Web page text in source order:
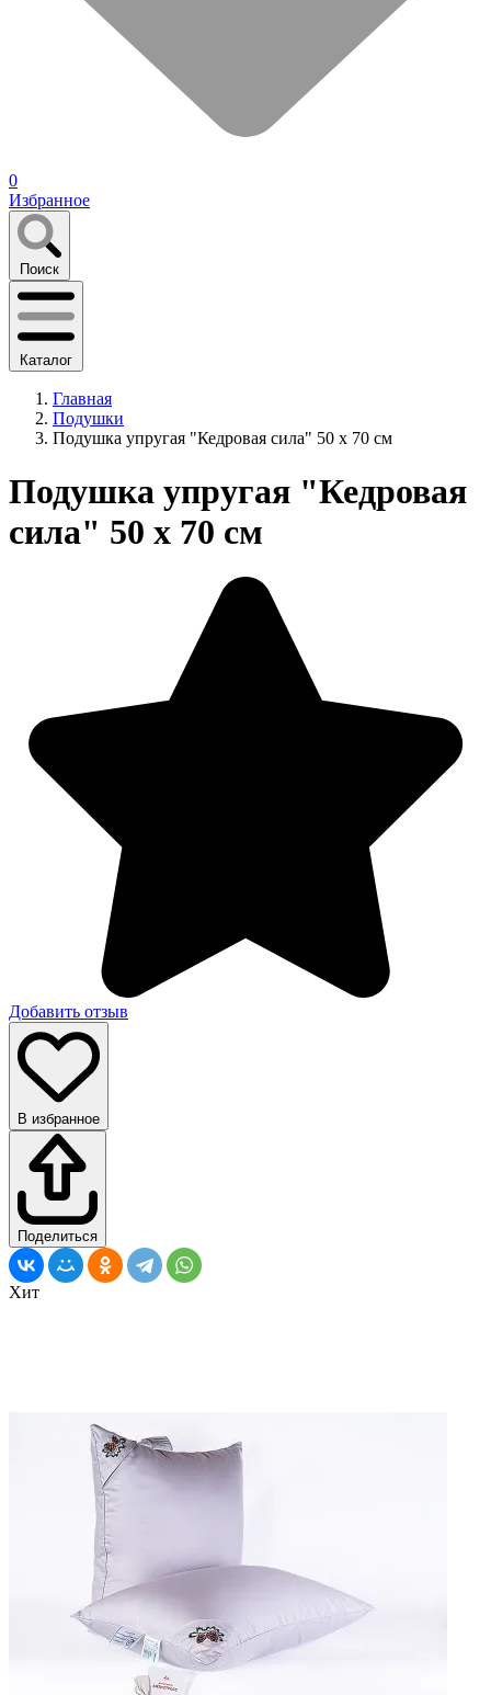
0
Избранное
Поиск
Каталог
Главная
Подушки
Подушка упругая "Кедровая сила" 50 х 70 см
Подушка упругая "Кедровая
сила" 50 х 70 см
Добавить отзыв
В избранное
Поделиться
Хит